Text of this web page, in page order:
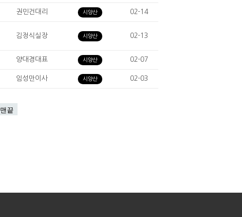
권민건대리 시양산 02-14
김정식실장 시양산 02-13
양대경대표 시양산 02-07
임성만이사 시양산 02-03
맨끝